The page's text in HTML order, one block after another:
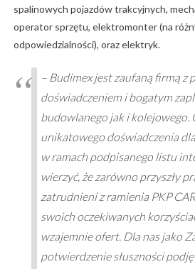
spalinowych pojazdów trakcyjnych,
operator sprzętu, elektromonter (na
odpowiedzialności), oraz elektryk.
– Budimex jest zaufaną firmą z
doświadczeniem i bogatym
budowlanego jak i kolejowego.
unikatowego doświadczenia
w ramach podpisanego listu
wierzyć, że zarówno przyszły
zatrudnieni z ramienia PKP
swoich oczekiwanych
wzajemnie ofert. Dla nas jako
potwierdzenie słuszności